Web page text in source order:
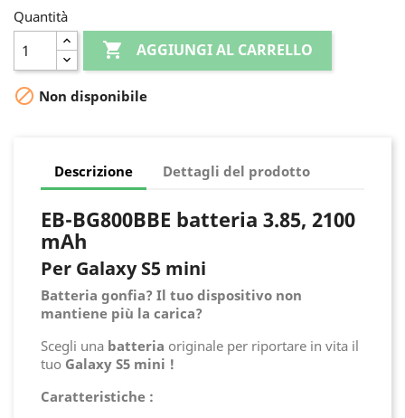
Quantità
 AGGIUNGI AL CARRELLO
 Non disponibile
Descrizione Dettagli del prodotto
EB-BG800BBE batteria 3.85, 2100
mAh
Per Galaxy S5 mini
Batteria gonfia? Il tuo dispositivo non
mantiene più la carica?
Scegli una batteria originale per riportare in vita il
tuo Galaxy S5 mini !
Caratteristiche :